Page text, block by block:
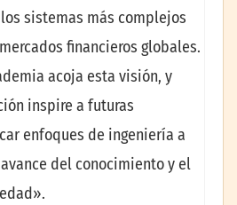
sistemas más complejos
financieros globales.
acoja esta visión, y
inspire a futuras
enfoques de ingeniería a
del conocimiento y el